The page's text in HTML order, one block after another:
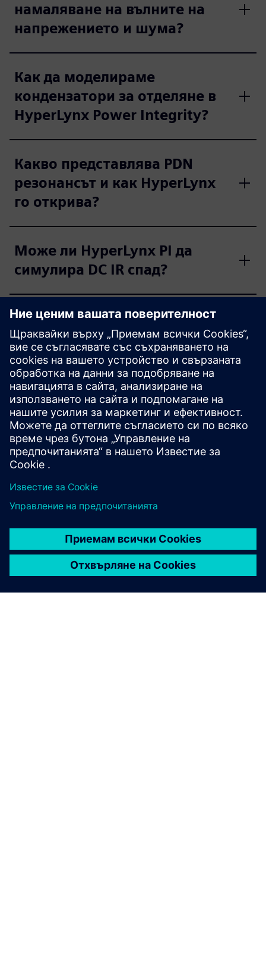
намаляване на вълните на
напрежението и шума?
Как да моделираме
кондензатори за отделяне в
HyperLynx Power Integrity?
Какво представлява PDN
резонансът и как HyperLynx
го открива?
Може ли HyperLynx PI да
симулира DC IR спад?
Какви са често срещаните
проблеми с целостта на
захранването, решени от
HyperLynx?
Каква е разликата между DC
и AC анализа в HyperLynx PI?